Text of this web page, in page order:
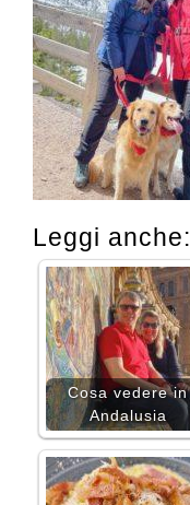
Leggi anche:
Cosa vedere in
Andalusia